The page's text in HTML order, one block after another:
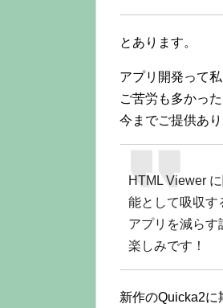
とあります。
アプリ開発って
ご苦労も多かった
今までご提供あ
HTML Viewer
能として吸収す
アプリを減らす
楽しみです！
新作のQuicka2に